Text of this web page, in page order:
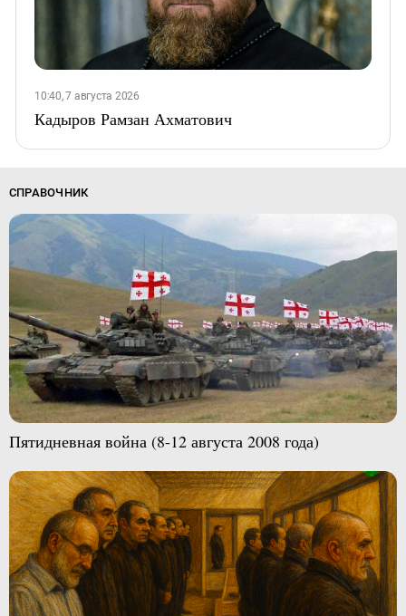
10:40, 7 августа 2026
Кадыров Рамзан Ахматович
СПРАВОЧНИК
Пятидневная война (8-12 августа 2008 года)